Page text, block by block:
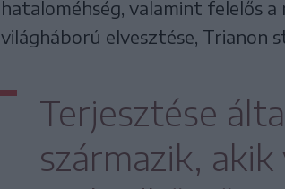
hataloméhség, valamint felelős
világháború elvesztése, Trianon
Terjesztése
származik,